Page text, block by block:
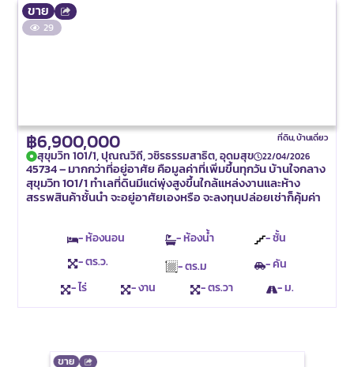
ขาย
29
฿6,900,000 ที่ดิน,บ้านเดี่ยว
สุขุมวิท 101/1, ปุณณวิถี, วชิรธรรมสาธิต, อุดมสุข 22/04/2026
45734 – มากกว่าที่อยู่อาศัย คือมูลค่าที่เพิ่มขึ้นทุกวัน บ้านใจกลาง
สุขุมวิท 101/1 ทำเลที่ดินมีแต่พุ่งสูงขึ้นใกล้แหล่งงานและห้าง
สรรพสินค้าชั้นนำ จะอยู่อาศัยเองหรือ จะลงทุนปล่อยเช่าก็คุ้มค่า
- ห้องนอน - ห้องน้ำ
- ชั้น
- ตร.ว.
- ตร.ม
- คัน
- ไร่
- งาน - ตร.วา - ม.